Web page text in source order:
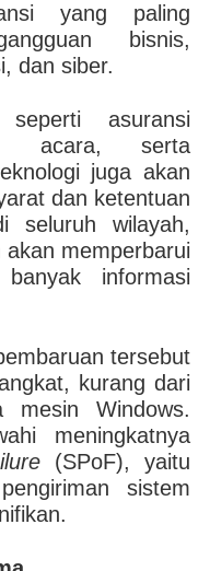
yang paling
bisnis,
dan siber.
asuransi
acara, serta
juga akan
dan ketentuan
seluruh wilayah,
memperbarui
informasi
tersebut
kurang dari
Windows.
meningkatnya
(SPoF), yaitu
sistem